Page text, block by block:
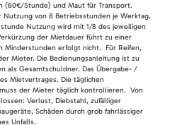
(60€/Stunde) und Maut für Transport.
Nutzung von 8 Betriebsstunden je Werktag,
Nutzung wird mit 1/8 des jeweiligen
der Mietdauer führt zu einer
Minderstunden erfolgt nicht. Für Reifen,
Mieter. Die Bedienungsanleitung ist zu
als Gesamtschuldner. Das Übergabe- /
Mietvertrages. Die täglichen
der Mieter täglich kontrollieren. Von
Verlust, Diebstahl, zufälliger
Schäden durch grob fahrlässiger
Unfalls.